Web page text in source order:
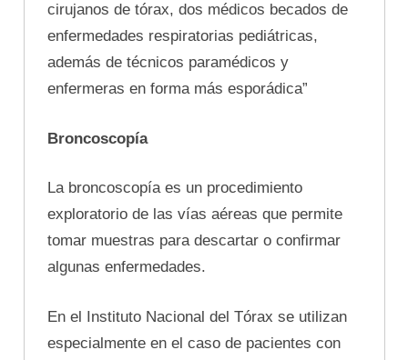
cirujanos de tórax, dos médicos becados de
enfermedades respiratorias pediátricas,
además de técnicos paramédicos y
enfermeras en forma más esporádica”
Broncoscopía
La broncoscopía es un procedimiento
exploratorio de las vías aéreas que permite
tomar muestras para descartar o confirmar
algunas enfermedades.
En el Instituto Nacional del Tórax se utilizan
especialmente en el caso de pacientes con